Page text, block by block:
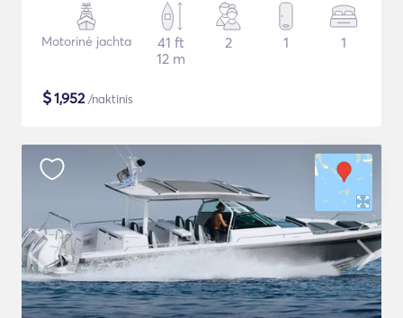
Motorinė jachta
41 ft
12 m
2 1 1
$1,952/naktinis